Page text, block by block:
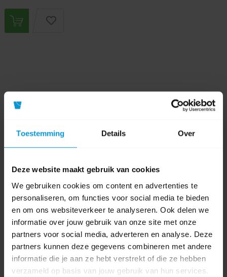
Toestemming Details Over
Deze website maakt gebruik van cookies
We gebruiken cookies om content en advertenties te
personaliseren, om functies voor social media te bieden
en om ons websiteverkeer te analyseren. Ook delen we
informatie over jouw gebruik van onze site met onze
partners voor social media, adverteren en analyse. Deze
partners kunnen deze gegevens combineren met andere
informatie die je aan ze hebt verstrekt of die ze hebben
verzameld op basis van jouw gebruik van hun services.